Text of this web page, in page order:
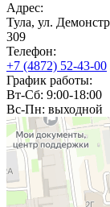
Адрес:
Тула, ул.
309
Телефон:
+7 (4872) 52-43-00
График работы:
Вт-Сб: 9:00-18:00
Вс-Пн: выходной